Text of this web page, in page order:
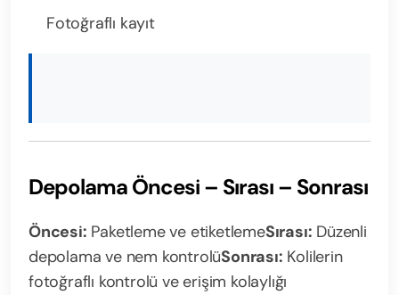
Fotoğraflı kayıt
Depolama Öncesi – Sırası – Sonrası
Öncesi: Paketleme ve etiketlemeSırası: Düzenli
depolama ve nem kontrolüSonrası: Kolilerin
fotoğraflı kontrolü ve erişim kolaylığı